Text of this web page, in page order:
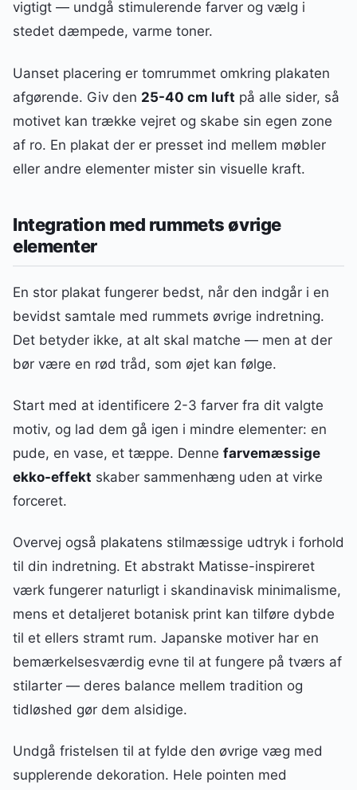
vigtigt — undgå stimulerende farver og vælg i
stedet dæmpede, varme toner.
Uanset placering er tomrummet omkring plakaten
afgørende. Giv den 25-40 cm luft på alle sider, så
motivet kan trække vejret og skabe sin egen zone
af ro. En plakat der er presset ind mellem møbler
eller andre elementer mister sin visuelle kraft.
Integration med rummets øvrige
elementer
En stor plakat fungerer bedst, når den indgår i en
bevidst samtale med rummets øvrige indretning.
Det betyder ikke, at alt skal matche — men at der
bør være en rød tråd, som øjet kan følge.
Start med at identificere 2-3 farver fra dit valgte
motiv, og lad dem gå igen i mindre elementer: en
pude, en vase, et tæppe. Denne farvemæssige
ekko-effekt skaber sammenhæng uden at virke
forceret.
Overvej også plakatens stilmæssige udtryk i forhold
til din indretning. Et abstrakt Matisse-inspireret
værk fungerer naturligt i skandinavisk minimalisme,
mens et detaljeret botanisk print kan tilføre dybde
til et ellers stramt rum. Japanske motiver har en
bemærkelsesværdig evne til at fungere på tværs af
stilarter — deres balance mellem tradition og
tidløshed gør dem alsidige.
Undgå fristelsen til at fylde den øvrige væg med
supplerende dekoration. Hele pointen med